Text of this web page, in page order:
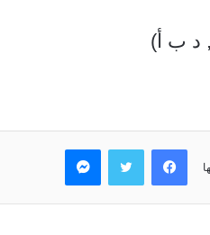
فيسبوك تويتر ماسنجر